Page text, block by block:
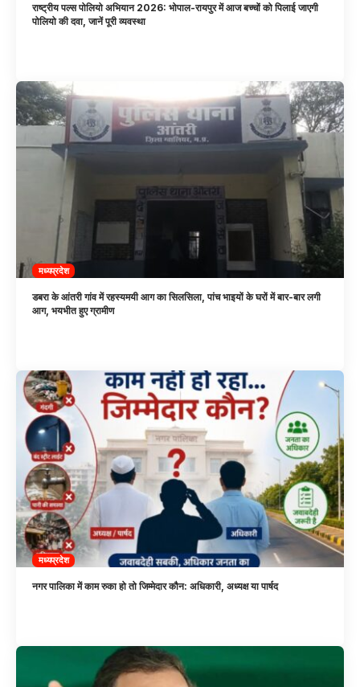
राष्ट्रीय पल्स पोलियो अभियान 2026: भोपाल-रायपुर में आज बच्चों को पिलाई जाएगी
पोलियो की दवा, जानें पूरी व्यवस्था
मध्यप्रदेश
डबरा के आंतरी गांव में रहस्यमयी आग का सिलसिला, पांच भाइयों के घरों में बार-बार लगी
आग, भयभीत हुए ग्रामीण
मध्यप्रदेश
नगर पालिका में काम रुका हो तो जिम्मेदार कौन: अधिकारी, अध्यक्ष या पार्षद